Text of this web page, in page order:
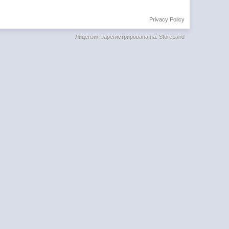
Privacy Policy
Лицензия зарегистрирована на: StoreLand